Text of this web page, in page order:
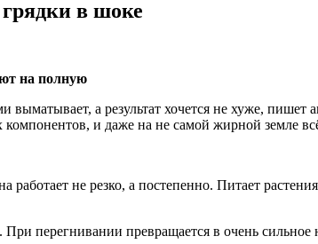
в шоке
на полную
а результат хочется не хуже, пишет
и даже на не самой жирной земле
не резко, а постепенно. Питает
перегнивании превращается в очень сильное